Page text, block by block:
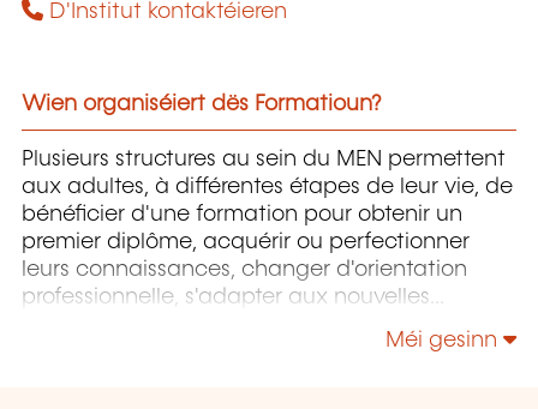
D'Institut kontaktéieren
Wien organiséiert dës Formatioun?
Plusieurs structures au sein du MEN permettent
aux adultes, à différentes étapes de leur vie, de
bénéficier d'une formation pour obtenir un
premier diplôme, acquérir ou perfectionner
leurs connaissances, changer d'orientation
professionnelle, s'adapter aux nouvelles
technologies, enrichir leur culture personnelle...
Méi gesinn